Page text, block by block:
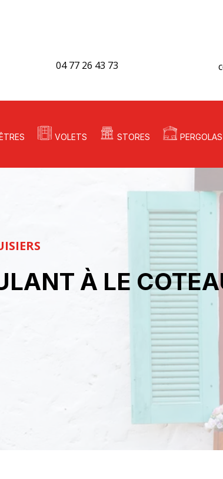
04 77 26 43 73
VOLETS STORES PERGOLAS
À LE